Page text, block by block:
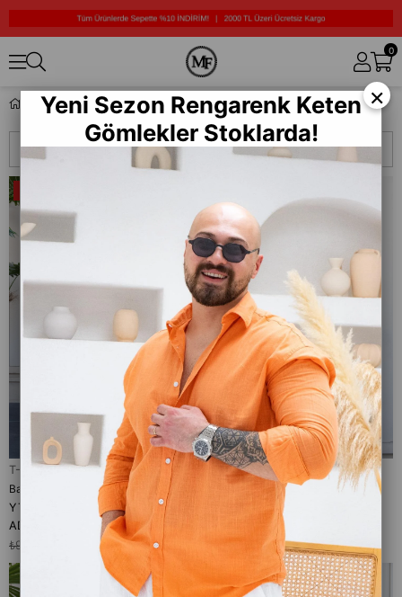
0
moda fethi 2
Filtreleme
Sıralama
T-Shirt
Baskılı Oversize T-Shirt (YTK08)
YTK08
ADET
₺299,00
₺999,00
T-Shirt
Baskılı Oversize T-Shirt (YTP08)
₺299,00
₺999,00
×
Yeni Sezon Rengarenk Keten
Gömlekler Stoklarda!